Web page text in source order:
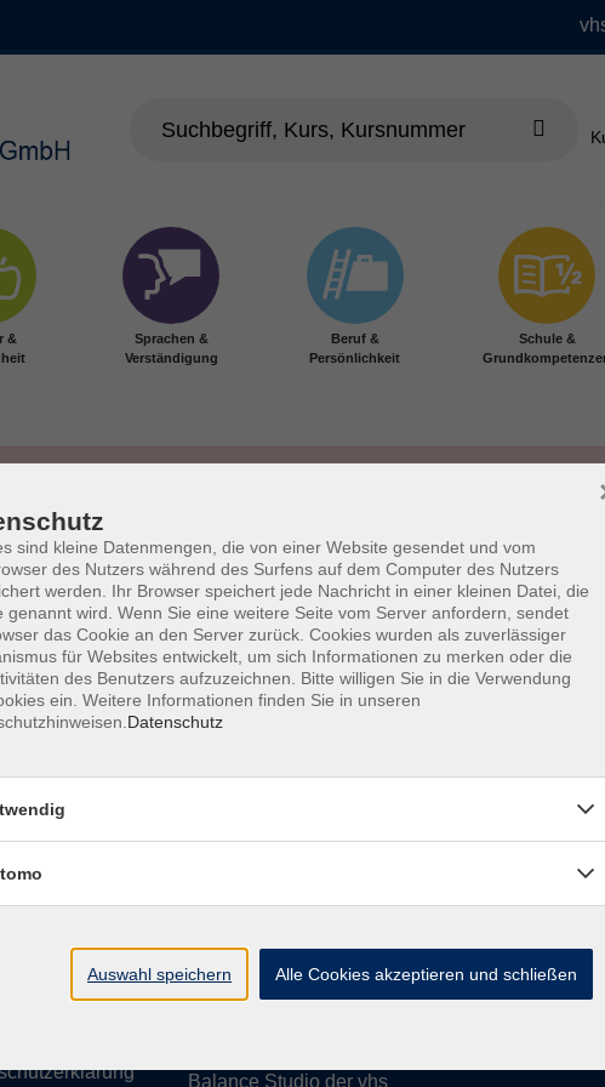
&
Sprachen &
Verständigung
Beruf &
Persönlichkeit
Schule &
Barrierefreiheit AGB Datenschutzerklärung Datenschutz
Tel. 0961 48178-0
Fax 0961 48178-55
Balance Studio der vhs
sind kleine Datenmengen, die von einer Website gesendet und vom
des Nutzers während des Surfens auf dem Computer des Nutzers
werden. Ihr Browser speichert jede Nachricht in einer kleinen Datei, die
genannt wird. Wenn Sie eine weitere Seite vom Server anfordern, sendet
das Cookie an den Server zurück. Cookies wurden als zuverlässiger
für Websites entwickelt, um sich Informationen zu merken oder die
des Benutzers aufzuzeichnen. Bitte willigen Sie in die Verwendung
ein. Weitere Informationen finden Sie in unseren
Datenschutz
Auswahl speichern Alle Cookies akzeptieren und schließen